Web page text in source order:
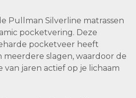
Pullman Silverline matrassen
pocketvering. Deze
pocketveer heeft
meerdere slagen, waardoor de
jaren actief op je lichaam